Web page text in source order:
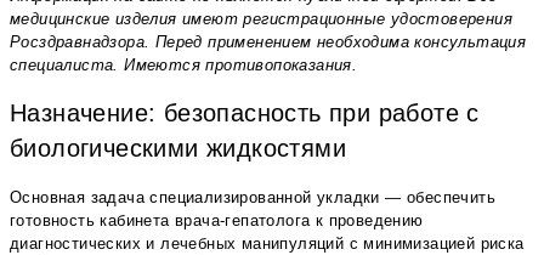
медицинские изделия имеют регистрационные удостоверения
Росздравнадзора. Перед применением необходима консультация
специалиста. Имеются противопоказания.
Назначение: безопасность при работе с
биологическими жидкостями
Основная задача специализированной укладки — обеспечить
готовность кабинета врача-гепатолога к проведению
диагностических и лечебных манипуляций с минимизацией риска